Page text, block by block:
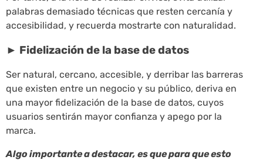
palabras demasiado técnicas que resten cercanía y
accesibilidad, y recuerda mostrarte con naturalidad.
► Fidelización de la base de datos
Ser natural, cercano, accesible, y derribar las barreras
que existen entre un negocio y su público, deriva en
una mayor fidelización de la base de datos, cuyos
usuarios sentirán mayor confianza y apego por la
marca.
Algo importante a destacar, es que para que esto